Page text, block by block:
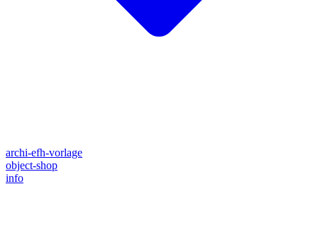
archi-efh-vorlage
object-shop
info